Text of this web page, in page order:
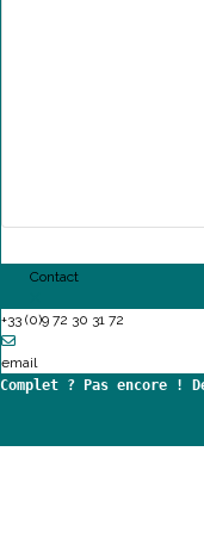
Contact
+33 (0)9 72 30 31 72
email
Complet ? Pas encore !